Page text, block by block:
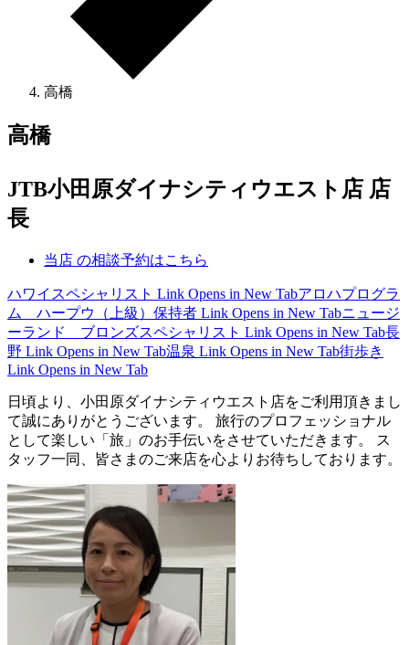
高橋
高橋
JTB小田原ダイナシティウエスト店 店
長
当店 の相談予約はこちら
ハワイスペシャリスト Link Opens in New Tabアロハプログラ
ム ハープウ（上級）保持者 Link Opens in New Tabニュージ
ーランド ブロンズスペシャリスト Link Opens in New Tab長
野 Link Opens in New Tab温泉 Link Opens in New Tab街歩き
Link Opens in New Tab
日頃より、小田原ダイナシティウエスト店をご利用頂きまし
て誠にありがとうございます。 旅行のプロフェッショナル
として楽しい「旅」のお手伝いをさせていただきます。 ス
タッフ一同、皆さまのご来店を心よりお待ちしております。